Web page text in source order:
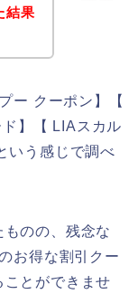
結果
ー クーポン】【
】【 LIAスカル
いう感じで調べ
のの、残念な
お得な割引クー
とができませ